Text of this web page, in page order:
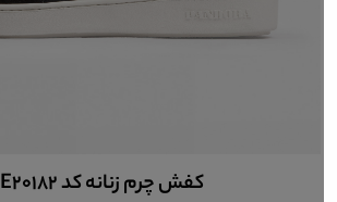
کفش چرم زنانه کد ME20182